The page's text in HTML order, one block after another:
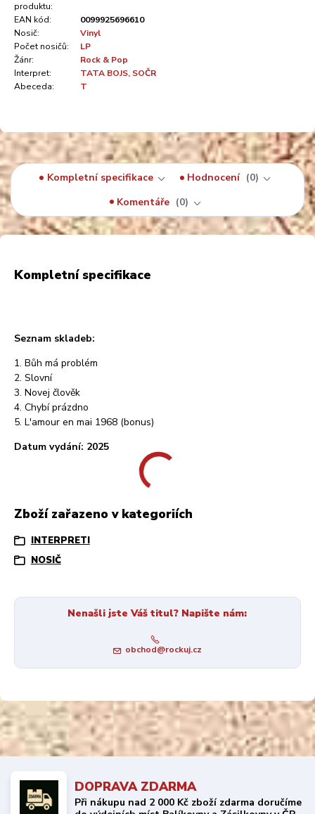
produktu:
EAN kód:
0099925696610
Nosič:
Vinyl
Počet nosičů:
LP
Žánr:
Rock & Pop
Interpret:
TATA BOJS, SOČR
Abeceda:
T
Kompletní specifikace Hodnocení
0
Komentáře
0
Kompletní specifikace
Seznam skladeb:
1. Bůh má problém
2. Slovní
3. Novej člověk
4. Chybí prázdno
5. L'amour en mai 1968 (bonus)
Datum vydání: 2025
Zboží zařazeno v kategoriích
INTERPRETI
NOSIČ
Nenašli jste Váš titul? Napište nám:
obchod@rockuj.cz
DOPRAVA ZDARMA
Při nákupu nad 2 000 Kč zboží zdarma doručíme